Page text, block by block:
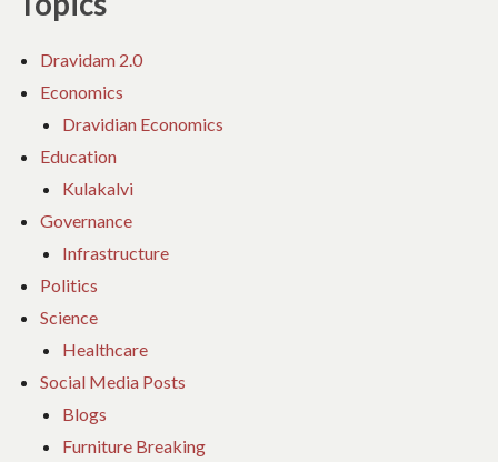
Dravidam 2.0
Economics
Dravidian Economics
Education
Kulakalvi
Governance
Infrastructure
Politics
Science
Healthcare
Social Media Posts
Blogs
Furniture Breaking